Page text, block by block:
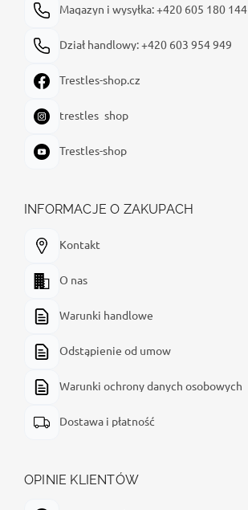
Magazyn i wysyłka: +420 605 180 144
Dział handlowy: +420 603 954 949
Trestles-shop.cz
trestles_shop
Trestles-shop
INFORMACJE O ZAKUPACH
Kontakt
O nas
Warunki handlowe
Odstąpienie od umow
Warunki ochrony danych osobowych
Dostawa i płatność
OPINIE KLIENTÓW